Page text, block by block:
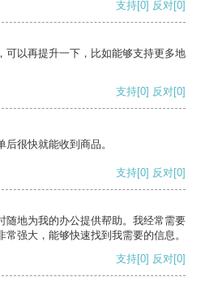
支持[0] 反对[0]
可以再提升一下，比如能够支持更多地
支持[0] 反对[0]
很快就能收到商品。
支持[0] 反对[0]
随地为我的办公提供帮助。我经常需要
强大，能够快速找到我需要的信息。
支持[0] 反对[0]